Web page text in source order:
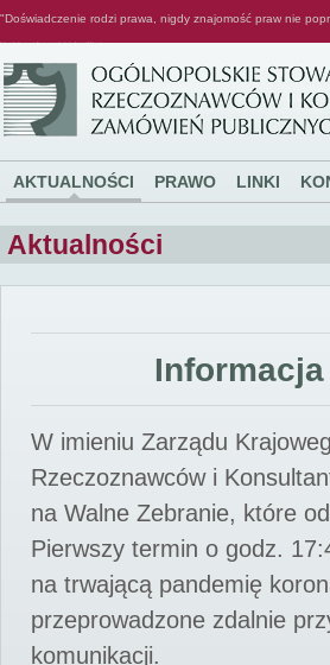
"Doświadczenie rodzi prawa, nigdy znajomość praw nie
AKTUALNOŚCI PRAWO LINKI
Aktualności
W imieniu Zarządu
Rzeczoznawców i
na Walne Zebranie, które
Pierwszy termin o godz.
na trwającą pandemię
przeprowadzone zdalnie
komunikacji.